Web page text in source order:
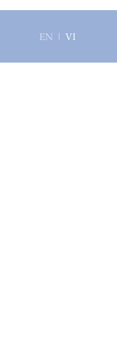
EN VI